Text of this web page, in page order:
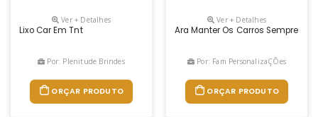
Ver + Detalhes
Lixo Car Em Tnt
Por: Plenitude Brindes
ORÇAR PRODUTO
Ver + Detalhes
Ara Manter Os Carros Sempre
Por: Fam PersonalizaÇÕes
ORÇAR PRODUTO